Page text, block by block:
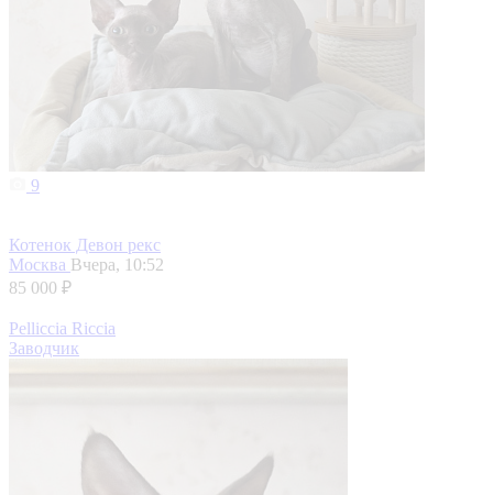
9
Котенок Девон рекс
Москва Вчера, 10:52
85 000 ₽
Pelliccia Riccia
Заводчик